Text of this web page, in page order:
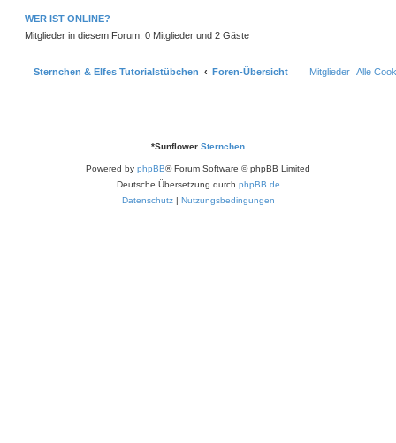
e
n
WER IST ONLINE?
Mitglieder in diesem Forum: 0 Mitglieder und 2 Gäste
Sternchen & Elfes Tutorialstübchen Foren-Übersicht Alle
Mitglieder
*Sunflower Sternchen
Powered by phpBB® Forum Software © phpBB Limited
Deutsche Übersetzung durch phpBB.de
Datenschutz | Nutzungsbedingungen